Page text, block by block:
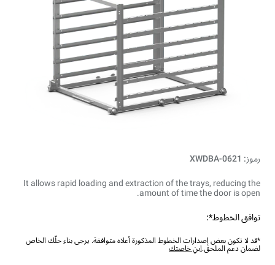
رموز: XWDBA-0621
It allows rapid loading and extraction of the trays, reducing the
amount of time the door is open.
توافق الخطوط*:
*قد لا تكون بعض إصدارات الخطوط المذكورة أعلاه متوافقة. يرجى بناء حلّك الخاص
لضمان دعم الملحق.ابنِ خاصتك